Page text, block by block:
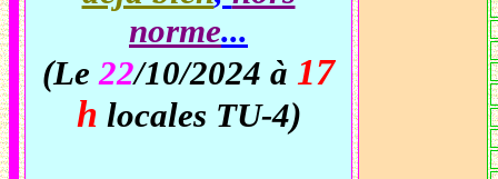
norme...
(Le22/10/2024 à 17
h locales TU-4)